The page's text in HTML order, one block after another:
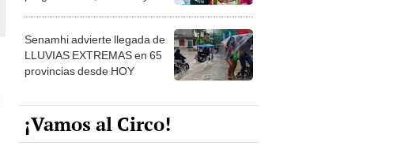
Senamhi advierte llegada de
LLUVIAS EXTREMAS en 65
provincias desde HOY
¡Vamos al Circo!